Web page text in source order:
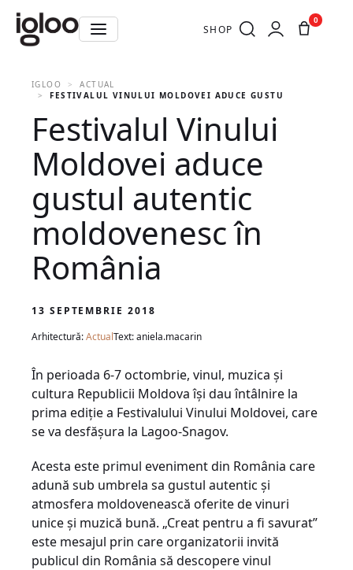
SHOP
0
IGLOO
ACTUAL
FESTIVALUL VINULUI MOLDOVEI ADUCE GUSTUL AUTENTIC
Festivalul Vinului
Moldovei aduce
gustul autentic
moldovenesc în
România
13 SEPTEMBRIE 2018
Arhitectură:ActualText: aniela.macarin
În perioada 6-7 octombrie, vinul, muzica și
cultura Republicii Moldova își dau întâlnire la
prima ediție a Festivalului Vinului Moldovei, care
se va desfășura la Lagoo-Snagov.
Acesta este primul eveniment din România care
adună sub umbrela sa gustul autentic și
atmosfera moldovenească oferite de vinuri
unice și muzică bună. „Creat pentru a fi savurat”
este mesajul prin care organizatorii invită
publicul din România să descopere vinul